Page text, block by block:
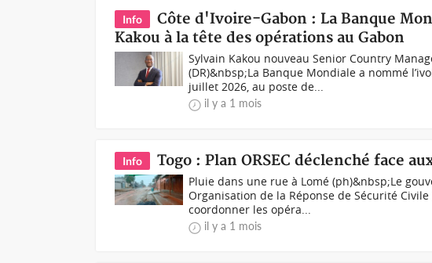
Info
Côte d'Ivoire-Gabon : La Banque
Kakou à la tête des opérations au Gabon
Sylvain Kakou nouveau Senior Country
(DR)&nbsp;La Banque Mondiale a nommé
juillet 2026, au poste de...
il y a 1 mois
Info Togo : Plan ORSEC déclenché face
Pluie dans une rue à Lomé (ph)&nbsp;Le
Organisation de la Réponse de Sécurité
coordonner les opéra...
il y a 1 mois